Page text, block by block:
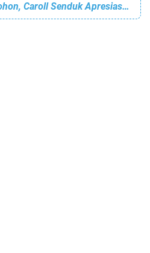
Kenal Pamit Kajari Tomohon, Caroll Senduk Apresiasi Kepemimpinan Reinhard Tololiu